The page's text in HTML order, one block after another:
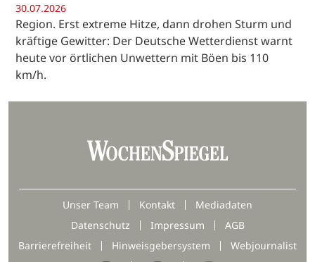
30.07.2026
Region. Erst extreme Hitze, dann drohen Sturm und
kräftige Gewitter: Der Deutsche Wetterdienst warnt
heute vor örtlichen Unwettern mit Böen bis 110
km/h.
Unser Team Kontakt
Mediadaten
Datenschutz
Impressum
AGB
Barrierefreiheit
Hinweisgebersystem Webjournalist